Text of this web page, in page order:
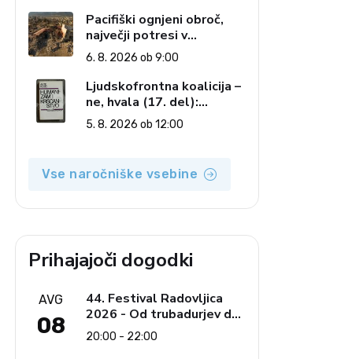
Pacifiški ognjeni obroč,
največji potresi v
zgodovini in cena pozabe
6. 8. 2026 ob 9:00
Ljudskofrontna koalicija –
ne, hvala (17. del):
Priprave na sestop z
oblasti – dvorska
delu: Revija 2000 in
revolucionarna izvotlitev
5. 8. 2026 ob 12:00
Vse naročniške vsebine
Prihajajoči dogodki
AVG
08
44. Festival Radovljica
2026 - Od trubadurjev do
Brahmsa
20:00 - 22:00